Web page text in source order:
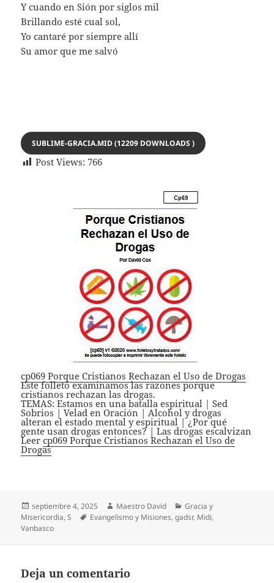
Y cuando en Sión por siglos mil
Brillando esté cual sol,
Yo cantaré por siempre allí
Su amor que me salvó
SUBLIME-GRACIA.MID (12209 DOWNLOADS )
Post Views: 766
cp069 Porque Cristianos Rechazan el Uso de Drogas
Este folleto examinamos las razones porque
cristianos rechazan las drogas.
TEMAS: Estamos en una batalla espiritual | Sed
Sobrios | Velad en Oración | Alcohol y drogas
alteran el estado mental y espiritual | ¿Por qué
gente usan drogas entonces? | Las drogas escalvizan
Leercp069 Porque Cristianos Rechazan el Uso de
Drogas
Publicado
el
septiembre 4, 2025 Autor
Maestro David Categorías
Gracia y
Misericordia,S Etiquetas
Evangelismo y Misiones,gadsr, Midi,
Vanbasco
Deja un comentario